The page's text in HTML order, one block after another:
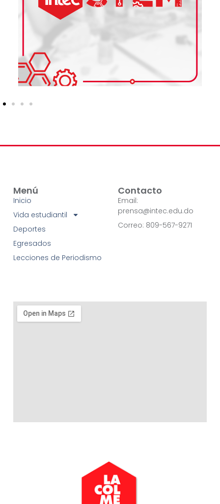
Menú
Inicio
Vida estudiantil
Deportes
Egresados
Lecciones de Periodismo
Contacto
Email:
prensa@intec.edu.do
Correo: 809-567-9271